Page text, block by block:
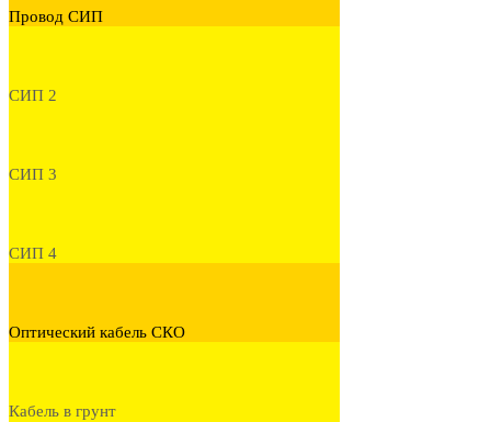
Провод СИП
СИП 2
СИП 3
СИП 4
Оптический кабель СКО
Кабель в грунт